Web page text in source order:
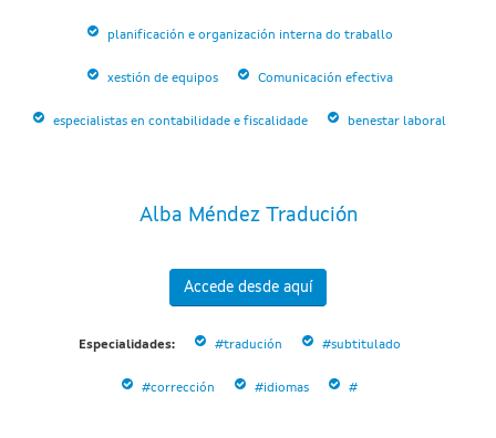
planificación e organización interna do traballo
xestión de equipos Comunicación efectiva
especialistas en contabilidade e fiscalidade benestar laboral
Alba Méndez Tradución
Accede desde aquí
Especialidades: #tradución #subtitulado
#corrección #idiomas #